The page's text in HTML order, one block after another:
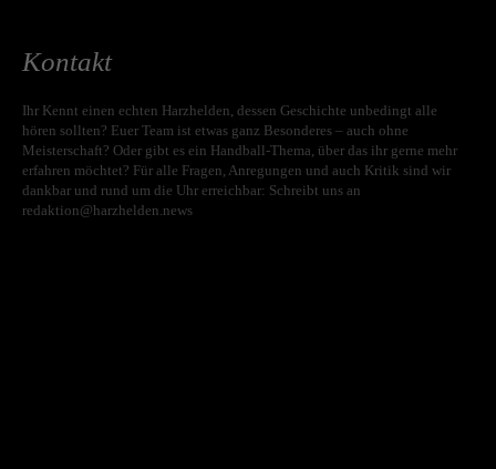
Kontakt
Ihr Kennt einen echten Harzhelden, dessen Geschichte unbedingt alle
hören sollten? Euer Team ist etwas ganz Besonderes – auch ohne
Meisterschaft? Oder gibt es ein Handball-Thema, über das ihr gerne mehr
erfahren möchtet? Für alle Fragen, Anregungen und auch Kritik sind wir
dankbar und rund um die Uhr erreichbar: Schreibt uns an
redaktion@harzhelden.news